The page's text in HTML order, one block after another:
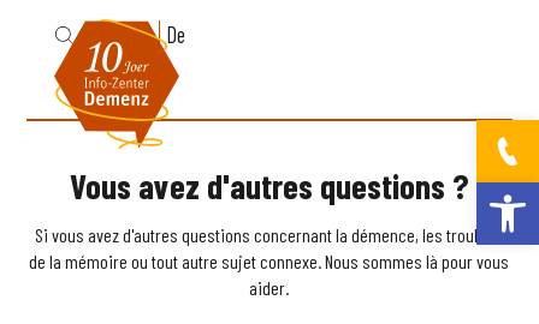
Ouvrir la
Fr De
Vous avez d'autres questions ?
Si vous avez d'autres questions concernant la démence, les troubles
de la mémoire ou tout autre sujet connexe. Nous sommes là pour vous
aider.